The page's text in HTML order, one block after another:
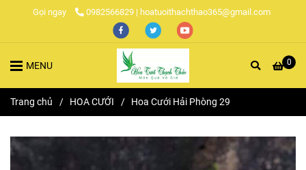
Gọi ngay 0982566829 | hoatuoithachthao365@gmail.com
0
MENU
Trang chủ / HOA CƯỚI / Hoa Cưới Hải Phòng 29